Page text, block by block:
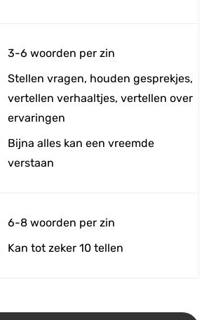
3-6 woorden per zin
Stellen vragen, houden gesprekjes,
vertellen verhaaltjes, vertellen over
ervaringen
Bijna alles kan een vreemde
verstaan
6-8 woorden per zin
Kan tot zeker 10 tellen